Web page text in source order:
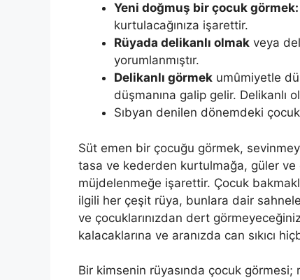
Yeni doğmuş bir çocuk görmek:
kurtulacağınıza işarettir.
Rüyada delikanlı olmak veya
yorumlanmıştır.
Delikanlı görmek umûmiyetle
düşmanına galip gelir. De­likanlı
Sıbyan denilen dönemdeki
Süt emen bir çocuğu görmek,
tasa ve kederden kur­tulmağa, güler
müjdelenmeğe işarettir. Çocuk
ilgili her çeşit rüya, bunlara dair
ve çocuklarınızdan dert
kalacaklarına ve aranızda can sıkı­cı
Bir kimsenin rüyasında çocuk görmesi;